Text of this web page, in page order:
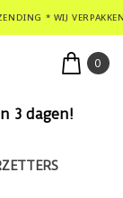
* WIJ
0
3 dagen!